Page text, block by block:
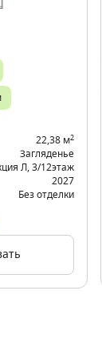
22,38 м2
Загляденье
Л 3/12этаж
2027
Без отделки